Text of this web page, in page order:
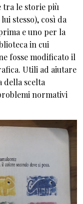
tra le storie più
stesso), così da
e uno per la
in cui
fosse modificato il
Utili ad aiutare
della scelta
normativi